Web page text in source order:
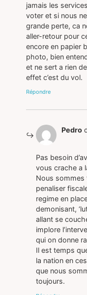
jamais les
voter et si nous
grande perte, ca
aller-retour pour
encore en papier
photo, bien
et ne sert a rien
effet c’est du vol.
Répondre
Pedro
Pas besoin
vous crache a
Nous sommes
penaliser
regime en
demonisant,
allant se
implore
qui on donne
Il est temps
la nation en
que nous
toujours.